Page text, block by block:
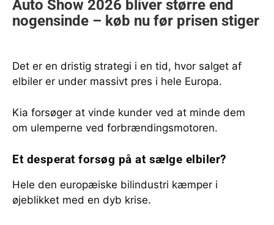
Det er en dristig strategi i en tid, hvor salget af
elbiler er under massivt pres i hele Europa.
Kia forsøger at vinde kunder ved at minde dem
om ulemperne ved forbrændingsmotoren.
Et desperat forsøg på at sælge elbiler?
Hele den europæiske bilindustri kæmper i
øjeblikket med en dyb krise.